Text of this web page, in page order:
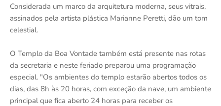
Considerada um marco da arquitetura moderna, seus vitrais,
assinados pela artista plástica Marianne Peretti, dão um tom
celestial.
O Templo da Boa Vontade também está presente nas rotas
da secretaria e neste feriado preparou uma programação
especial. "Os ambientes do templo estarão abertos todos os
dias, das 8h às 20 horas, com exceção da nave, um ambiente
principal que fica aberto 24 horas para receber os